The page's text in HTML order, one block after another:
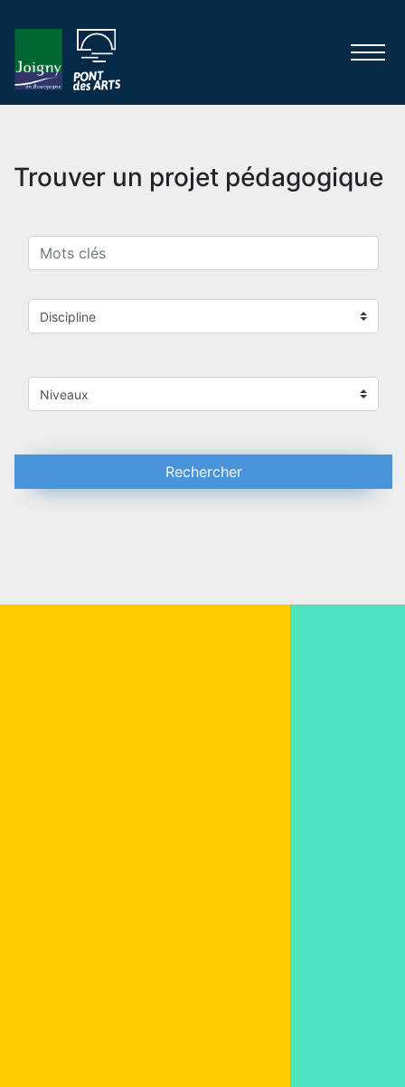
Trouver un projet pédagogique
Rechercher